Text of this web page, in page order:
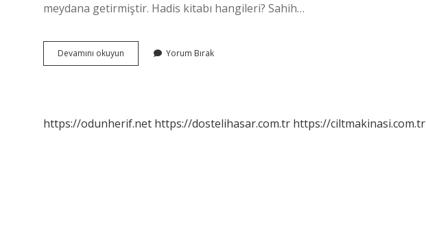
meydana getirmiştir. Hadis kitabı hangileri? Sahih…
Devamını okuyun
Hadis
Yorum Bırak
https://odunherif.net https://dostelihasar.com.tr https://ciltmakinasi.com.tr